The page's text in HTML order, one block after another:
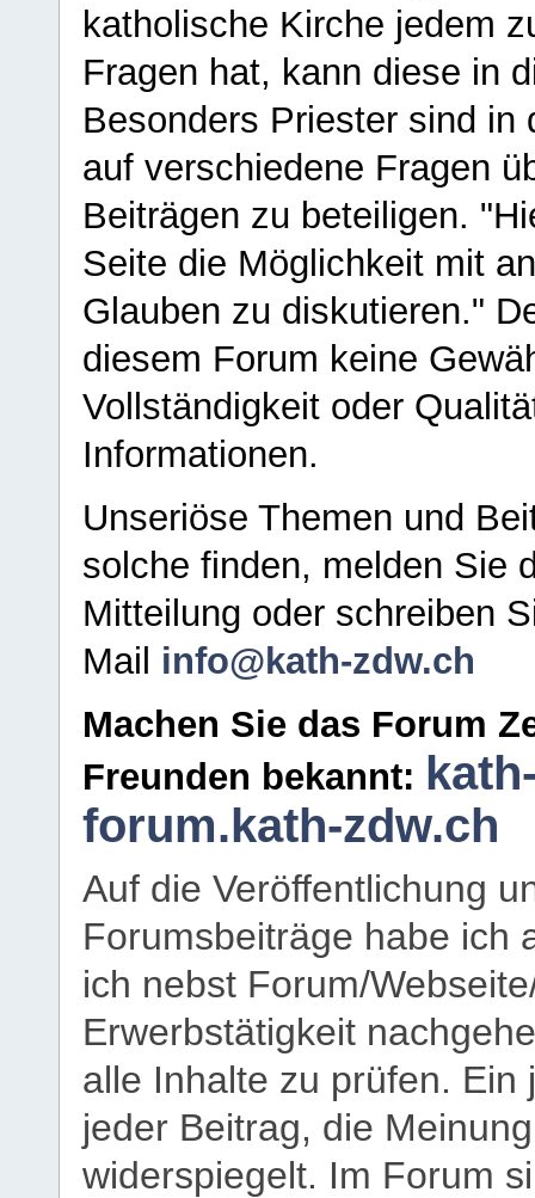
katholische Kirche jedem
Fragen hat, kann diese in
Besonders Priester sind in
auf verschiedene Fragen
Beiträgen zu beteiligen.
Seite die Möglichkeit mit
Glauben zu diskutieren."
diesem Forum keine
Vollständigkeit oder
Informationen.
Unseriöse Themen und
solche finden, melden Sie
Mitteilung oder schreiben
Mail info@kath-zdw.ch
Machen Sie das Forum
Freunden bekannt:
forum.kath-zdw.ch
Auf die Veröffentlichung
Forumsbeiträge habe ich
ich nebst Forum/
Erwerbstätigkeit
alle Inhalte zu prüfen.
jeder Beitrag, die
widerspiegelt. Im Forum